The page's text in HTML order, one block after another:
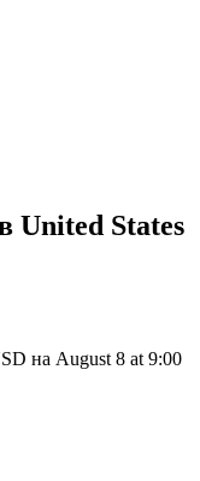
United States
на August 8 at 9:00